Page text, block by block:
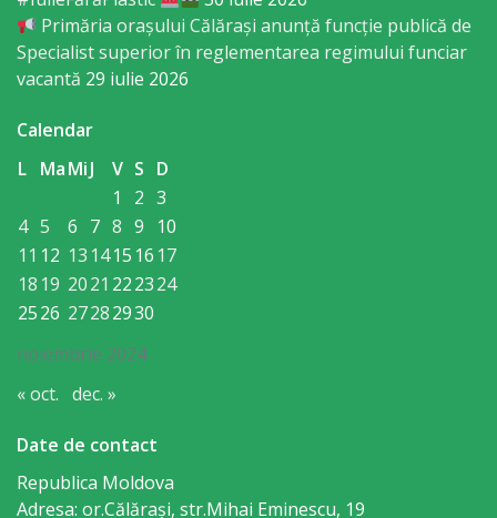
Regulament
Consiliul
local
Secretarul
Consiliului
Consilieri
Comisii
de
Regulamentul
Primăria orașului Călărași anunță funcție publică de
Specialist superior în reglementarea regimului funciar
vacantă 29 iulie 2026
Calendar
noiembrie 2024
L MaMiJ V S D
1
2 3
4 5 6 7 8 9
10
11 12 13 1415 16 17
18 19 2021 222324
2526 27282930
« oct. dec. »
Date de contact
Republica Moldova
Adresa: or.Călăraşi, str.Mihai Eminescu, 19